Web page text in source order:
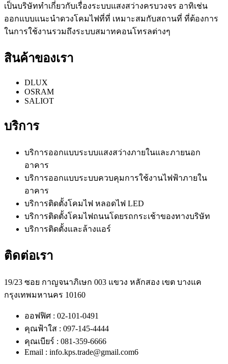
เป็นบริษัททำเกี่ยวกับเรื่องระบบแสงสว่างครบวงจร อาทิเช่น
ออกแบบแนะนำดวงโคมไฟที่ที่ เหมาะสมกับสถานที่ ที่ต้องการ
ในการใช้งานรวมถึงระบบสมาทคอนโทรลต่างๆ
สินค้าของเรา
DLUX
OSRAM
SALIOT
บริการ
บริการออกแบบระบบแสงสว่างภายในและภายนอก
อาคาร
บริการออกแบบระบบควบคุมการใช้งานไฟฟ้าภายใน
อาคาร
บริการติดตั้งโคมไฟ หลอดไฟ LED
บริการติดตั้งโคมไฟถนนโดยรถกระเช้าของทางบริษัท
บริการติดตั้งและล้างแอร์
ติดต่อเรา
19/23 ซอย กาญจนาภิเษก 003 แขวง หลักสอง เขต บางแค
กรุงเทพมหานคร 10160
ออฟฟิศ : 02-101-0491
คุณฟ้าใส : 097-145-4444
คุณเบียร์ : 081-359-6666
Email : info.kps.trade@gmail.com6